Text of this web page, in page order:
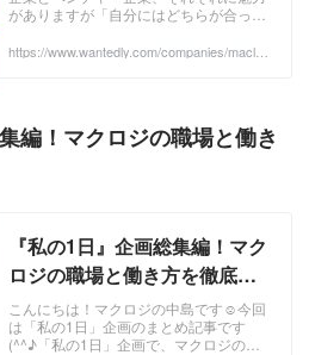
がありますが「自分にはどちらが合って
のではないでしょうか？今回の企画で
https://www.wantedly.com/companies/maclog
編！マクロジの職場と働き
『私の1日』企画総集編！マク
ロジの職場と働き方を徹底解
剖✨ | マクロジ社員の1日
こんにちは！マクロジの中島です☺今回
は「私の1日」企画のまとめ記事です
(^^♪「私の1日」企画で、マクロジの各